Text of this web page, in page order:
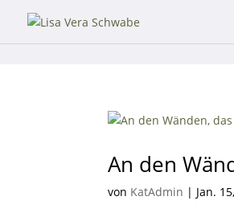
An den
von KatAdmin | Jan.